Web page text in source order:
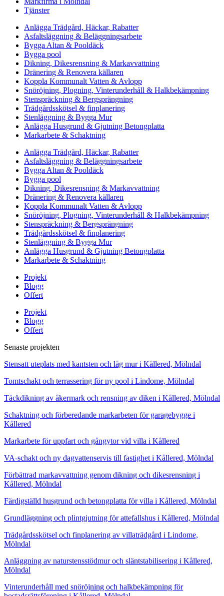
Tjänster
Anlägga Trädgård, Häckar, Rabatter
Asfaltsläggning & Beläggningsarbete
Bygga Altan & Pooldäck
Bygga pool
Dikning, Dikesrensning & Markavvattning
Dränering & Renovera källaren
Koppla Kommunalt Vatten & Avlopp
Snöröjning, Plogning, Vinterunderhåll & Halkbekämpning
Stenspräckning & Bergsprängning
Trädgårdsskötsel & finplanering
Stenläggning & Bygga Mur
Anlägga Husgrund & Gjutning Betongplatta
Markarbete & Schaktning
Anlägga Trädgård, Häckar, Rabatter
Asfaltsläggning & Beläggningsarbete
Bygga Altan & Pooldäck
Bygga pool
Dikning, Dikesrensning & Markavvattning
Dränering & Renovera källaren
Koppla Kommunalt Vatten & Avlopp
Snöröjning, Plogning, Vinterunderhåll & Halkbekämpning
Stenspräckning & Bergsprängning
Trädgårdsskötsel & finplanering
Stenläggning & Bygga Mur
Anlägga Husgrund & Gjutning Betongplatta
Markarbete & Schaktning
Projekt
Blogg
Offert
Projekt
Blogg
Offert
Senaste projekten
Stensatt uteplats med kantsten och låg mur i Kållered, Mölndal
Tomtschakt och terrassering för ny pool i Lindome, Mölndal
Täckdikning av åkermark och rensning av diken i Kållered, Mölndal
Schaktning och förberedande markarbeten för garagebygge i
Kållered
Markarbete för uppfart och gångytor vid villa i Kållered
VA-schakt och ny dagvattenservis till fastighet i Kållered, Mölndal
Förbättrad markavvattning genom dikning och dikesrensning i
Kållered, Mölndal
Färdigställd husgrund och betongplatta för villa i Kållered, Mölndal
Grundläggning och plintgjutning för attefallshus i Kållered, Mölndal
Trädgårdsskötsel och finplanering av villaträdgård i Lindome,
Mölndal
Anläggning av naturstensstödmur och släntstabilisering i Kållered,
Mölndal
Vinterunderhåll med snöröjning och halkbekämpning för